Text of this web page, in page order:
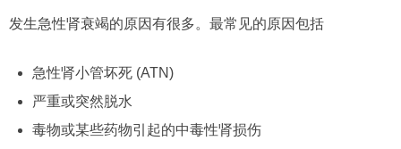
发生急性肾衰竭的原因有很多。最常见的原因包括
急性肾小管坏死 (ATN)
严重或突然脱水
毒物或某些药物引起的中毒性肾损伤